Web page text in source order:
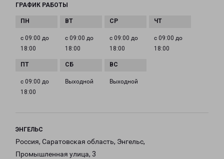
ГРАФИК РАБОТЫ
с 09:00 до
18:00
с 09:00 до
18:00
с 09:00 до
18:00
с 09:00 до
18:00
с 09:00 до
18:00
Выходной Выходной
ЭНГЕЛЬС
Россия, Саратовская область, Энгельс,
Промышленная улица, 3